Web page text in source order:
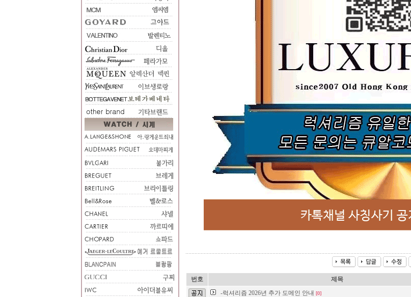
번호 제목
-럭셔리즘 2026년 추가 도메인 안내 [0]